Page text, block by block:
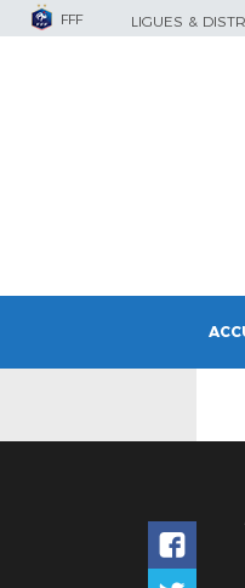
FFF LIGUES &